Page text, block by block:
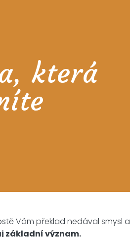
která
Vám překlad nedával smysl a
základní význam.